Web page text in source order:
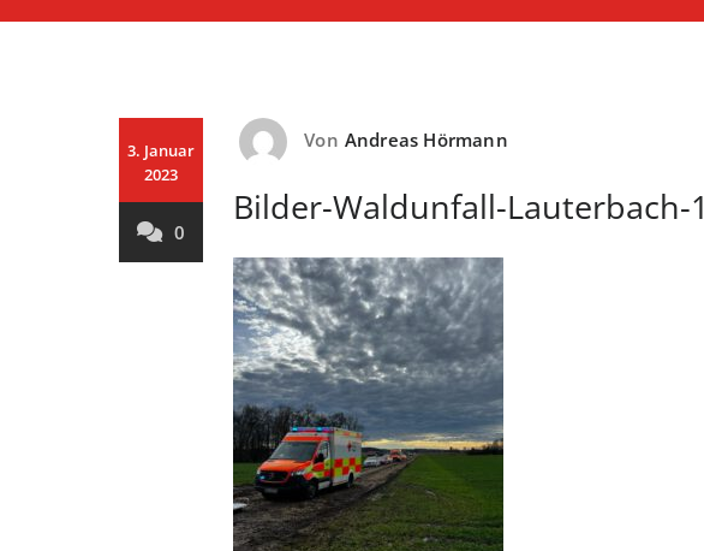
3. Januar
2023
0
Von Andreas Hörmann
Bilder-Waldunfall-Lauterbach-1